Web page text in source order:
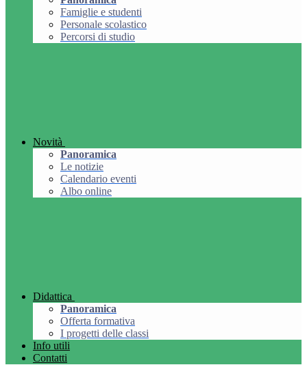
Famiglie e studenti
Personale scolastico
Percorsi di studio
Novità
Panoramica
Le notizie
Calendario eventi
Albo online
Didattica
Panoramica
Offerta formativa
I progetti delle classi
Info utili
Contatti